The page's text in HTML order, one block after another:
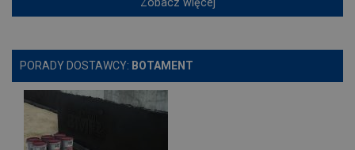
Zobacz więcej
PORADY DOSTAWCY: BOTAMENT